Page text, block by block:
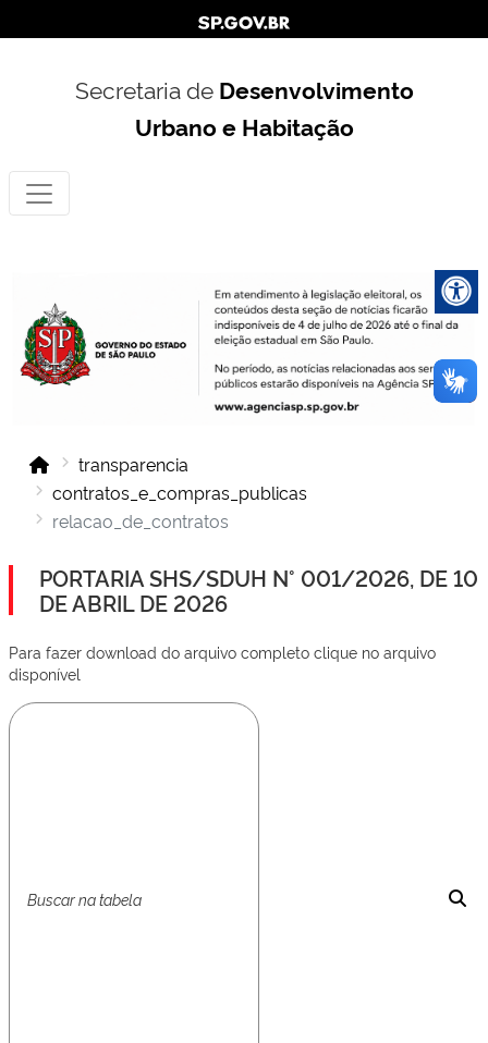
Secretaria de Desenvolvimento
Urbano e Habitação
transparencia
contratos_e_compras_publicas
relacao_de_contratos
PORTARIA SHS/SDUH N° 001/2026, DE 10
DE ABRIL DE 2026
Para fazer download do arquivo completo clique no arquivo
disponível